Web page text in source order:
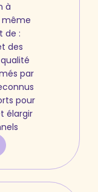
à
même
de :
des
par
pour
élargir